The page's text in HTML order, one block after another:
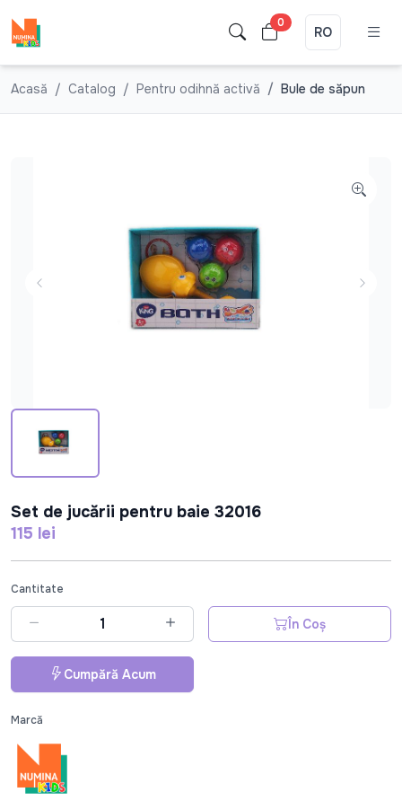
0
RO
Acasă Catalog Pentru odihnă activă Bule de săpun
Set de jucării pentru baie 32016
115 lei
Cantitate
În Coș
Cumpără Acum
Marcă